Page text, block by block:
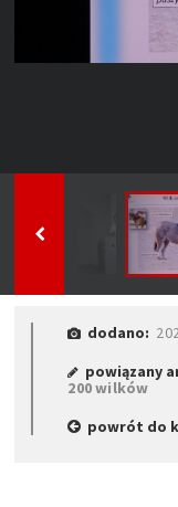
dodano:
powiązany
200 wilków
powrót do